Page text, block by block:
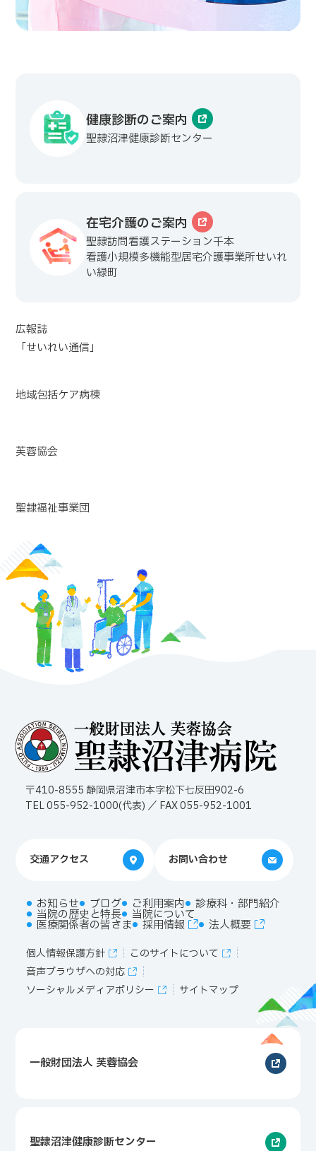
健康診断のご案内
聖隷沼津健康診断センター
在宅介護のご案内
聖隷訪問看護ステーション千本
看護小規模多機能型居宅介護事業所せいれ
い緑町
広報誌
「せいれい通信」
地域包括ケア病棟
芙蓉協会
聖隷福祉事業団
〒410-8555 静岡県沼津市本字松下七反田902-6
TEL 055-952-1000(代表) ／ FAX 055-952-1001
交通アクセス お問い合わせ
お知らせ ブログ ご利用案内 診療科・部門紹介
当院の歴史と特長 当院について
医療関係者の皆さま 採用情報 法人概要
個人情報保護方針
このサイトについて
音声ブラウザへの対応
ソーシャルメディアポリシー
サイトマップ
一般財団法人 芙蓉協会
聖隷沼津健康診断センター